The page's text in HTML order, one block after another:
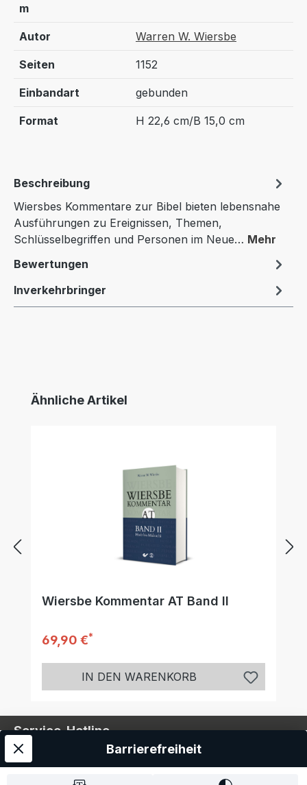
m
Autor Warren W. Wiersbe
Seiten 1152
Einbandart gebunden
Format H 22,6 cm/B 15,0 cm
Beschreibung
Wiersbes Kommentare zur Bibel bieten lebensnahe
Ausführungen zu Ereignissen, Themen,
Schlüsselbegriffen und Personen im Neue… Mehr
Bewertungen
Inverkehrbringer
Produktgalerie überspringen
Ähnliche Artikel
Wiersbe Kommentar AT Band II
Regulärer Preis:
69,90 €*
IN DEN WARENKORB
Service-Hotline
Service
Barrierefreiheit